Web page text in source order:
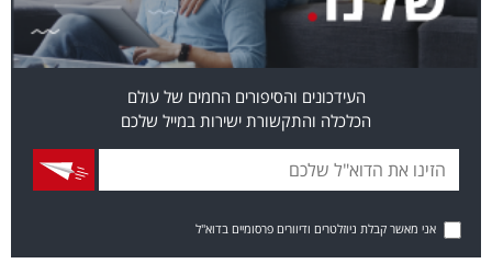
העידכונים והסיפורים החמים של עולם
הכלכלה והתקשורת ישירות במייל שלכם
אני מאשר קבלת ניוזלטרים ודיוורים פרסומיים בדוא"ל